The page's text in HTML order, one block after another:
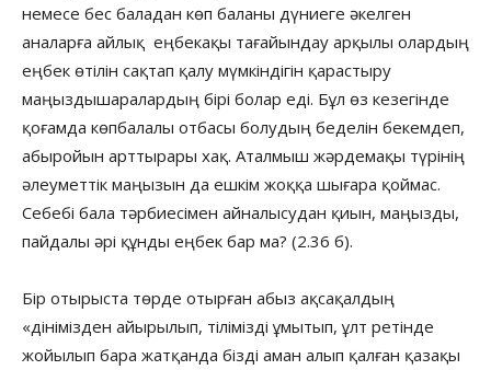
немесе бес баладан көп баланы дүниеге әкелген
аналарға айлық еңбекақы тағайындау арқылы олардың
еңбек өтілін сақтап қалу мүмкіндігін қарастыру
маңыздышаралардың бірі болар еді. Бұл өз кезегінде
қоғамда көпбалалы отбасы болудың беделін бекемдеп,
абыройын арттырары хақ. Аталмыш жәрдемақы түрінің
әлеуметтік маңызын да ешкім жоққа шығара қоймас.
Себебі бала тәрбиесімен айналысудан қиын, маңызды,
пайдалы әрі құнды еңбек бар ма? (2.36 б).
Бір отырыста төрде отырған абыз ақсақалдың
«дінімізден айырылып, тілімізді ұмытып, ұлт ретінде
жойылып бара жатқанда бізді аман алып қалған қазақы